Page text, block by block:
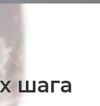
шага